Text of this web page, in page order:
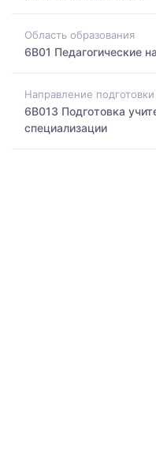
Область образования
6B01 Педагогические
Направление подготовки
6B013 Подготовка
специализации